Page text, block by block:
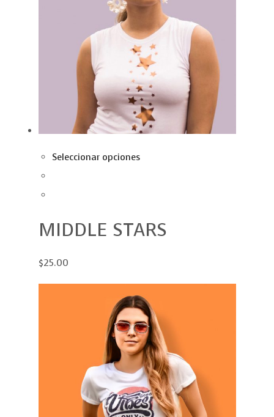
Seleccionar opciones
MIDDLE STARS
$25.00